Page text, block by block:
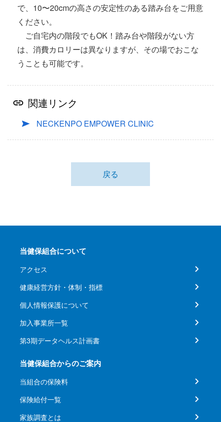
で、10〜20cmの高さの安定性のある踏み台をご用意
ください。
ご自宅内の階段でもOK！踏み台や階段がない方
は、消費カロリーは異なりますが、その場でおこな
うことも可能です。
関連リンク
NECKENPO EMPOWER CLINIC
戻る
当健保組合について
アクセス
健康経営方針・体制・指標
個人情報保護について
加入事業所一覧
第3期データヘルス計画書
当健保組合からのご案内
当組合の保険料
保険給付一覧
家族調査とは